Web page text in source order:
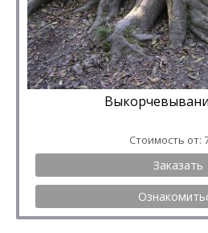
Стоимость от:
Заказать